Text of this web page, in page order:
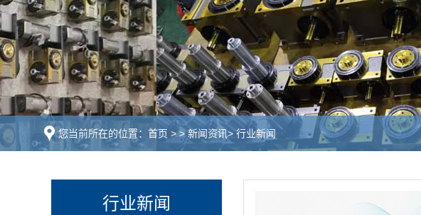
您当前所在的位置： 首页 >>新闻资讯>行业新闻
行业新闻